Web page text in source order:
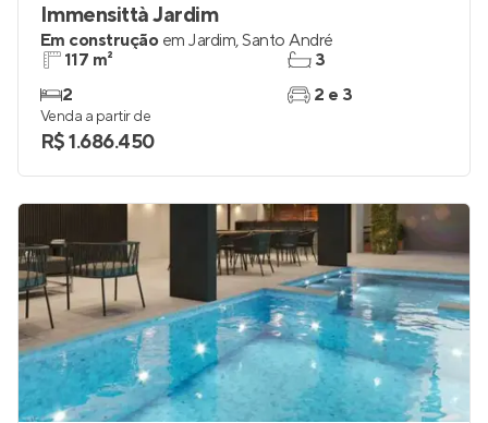
Immensittà Jardim
Em construção em Jardim,Santo André
117 m²
2
3
2 e 3
Venda a partir de
R$ 1.686.450